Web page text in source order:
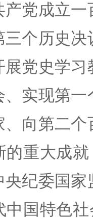
产党成立
个历史
党史学
实现第
、向第二
重大成
央纪委国
国特色